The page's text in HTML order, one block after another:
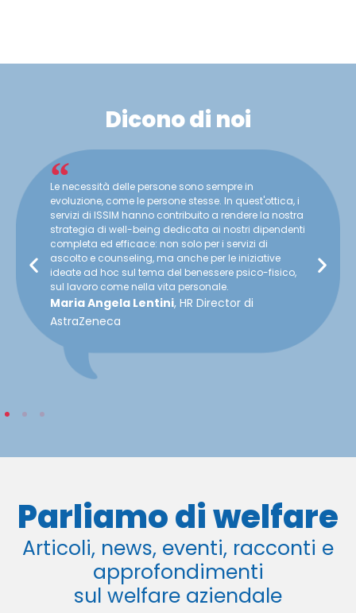
Dicono di noi
Le necessità delle persone sono sempre in
evoluzione, come le persone stesse. In quest'ottica, i
servizi di ISSIM hanno contribuito a rendere la nostra
strategia di well-being dedicata ai nostri dipendenti
completa ed efficace: non solo per i servizi di
ascolto e counseling, ma anche per le iniziative
ideate ad hoc sul tema del benessere psico-fisico,
sul lavoro come nella vita personale.
Maria Angela Lentini, HR Director di
AstraZeneca
Parliamo di welfare
Articoli, news, eventi, racconti e
approfondimenti
sul welfare aziendale